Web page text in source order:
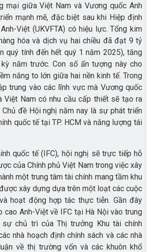
mại giữa Việt Nam và Vương quốc Anh
mạnh mẽ, đặc biệt sau khi Hiệp định
Việt (UKVFTA) có hiệu lực. Tổng kim
hóa và dịch vụ hai chiều đã đạt 9 tỷ
quý tính đến hết quý 1 năm 2025), tăng
năm trước. Con số ấn tượng này cho
năng to lớn giữa hai nền kinh tế. Trong
trung vào các lĩnh vực mà Vương quốc
Việt Nam có nhu cầu cấp thiết sẽ tạo ra
đề Hội nghị năm nay là sự phát triển
quốc tế tại TP. HCM và năng lượng tái
quốc tế (IFC), hội nghị sẽ trực tiếp hỗ
của Chính phủ Việt Nam trong việc xây
một trung tâm tài chính mang tầm khu
xây dựng dựa trên một loạt các cuộc
hoạt động hợp tác thực tiễn. Gần đây
cao Anh-Việt về IFC tại Hà Nội vào trung
chủ trì của Thị trưởng Khu tài chính
nhà hoạch định chính sách và các nhà
về thị trường vốn và các khuôn khổ